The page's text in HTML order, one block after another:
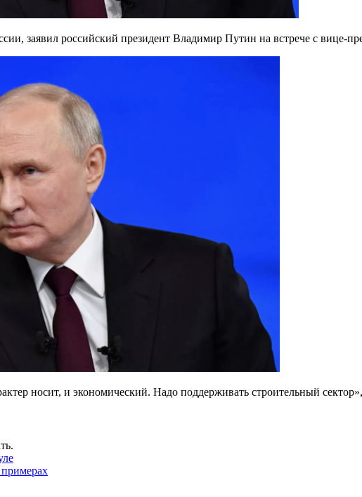
заявил российский президент Владимир Путин на встрече с вице-
носит, и экономический. Надо поддерживать строительный